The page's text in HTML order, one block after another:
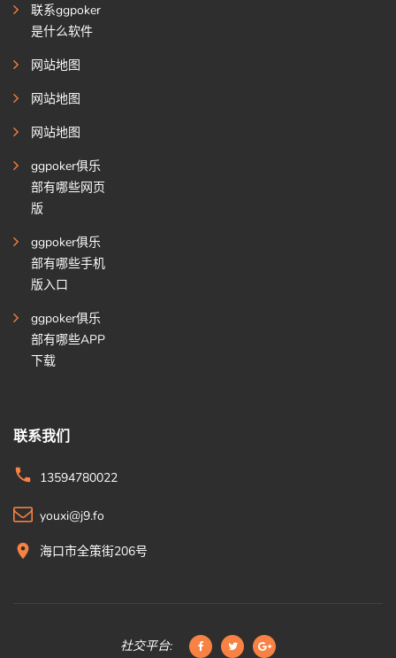
联系ggpoker
是什么软件
网站地图
网站地图
网站地图
ggpoker俱乐
部有哪些网页
版
ggpoker俱乐
部有哪些手机
版入口
ggpoker俱乐
部有哪些APP
下载
联系我们
13594780022
youxi@j9.fo
海口市全策街206号
社交平台: